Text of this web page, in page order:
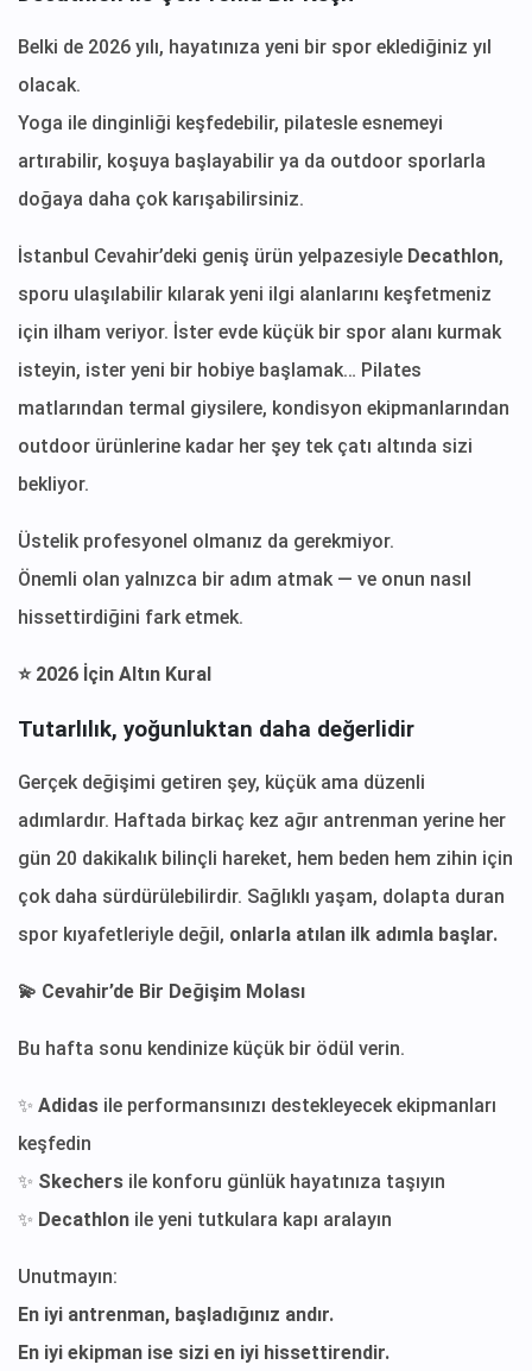
Belki de 2026 yılı, hayatınıza yeni bir spor eklediğiniz yıl
olacak.
Yoga ile dinginliği keşfedebilir, pilatesle esnemeyi
artırabilir, koşuya başlayabilir ya da outdoor sporlarla
doğaya daha çok karışabilirsiniz.
İstanbul Cevahir’deki geniş ürün yelpazesiyle Decathlon,
sporu ulaşılabilir kılarak yeni ilgi alanlarını keşfetmeniz
için ilham veriyor. İster evde küçük bir spor alanı kurmak
isteyin, ister yeni bir hobiye başlamak… Pilates
matlarından termal giysilere, kondisyon ekipmanlarından
outdoor ürünlerine kadar her şey tek çatı altında sizi
bekliyor.
Üstelik profesyonel olmanız da gerekmiyor.
Önemli olan yalnızca bir adım atmak — ve onun nasıl
hissettirdiğini fark etmek.
⭐ 2026 İçin Altın Kural
Tutarlılık, yoğunluktan daha değerlidir
Gerçek değişimi getiren şey, küçük ama düzenli
adımlardır. Haftada birkaç kez ağır antrenman yerine her
gün 20 dakikalık bilinçli hareket, hem beden hem zihin için
çok daha sürdürülebilirdir. Sağlıklı yaşam, dolapta duran
spor kıyafetleriyle değil, onlarla atılan ilk adımla başlar.
💫 Cevahir’de Bir Değişim Molası
Bu hafta sonu kendinize küçük bir ödül verin.
✨ Adidas ile performansınızı destekleyecek ekipmanları
keşfedin
✨ Skechers ile konforu günlük hayatınıza taşıyın
✨ Decathlon ile yeni tutkulara kapı aralayın
Unutmayın:
En iyi antrenman, başladığınız andır.
En iyi ekipman ise sizi en iyi hissettirendir.